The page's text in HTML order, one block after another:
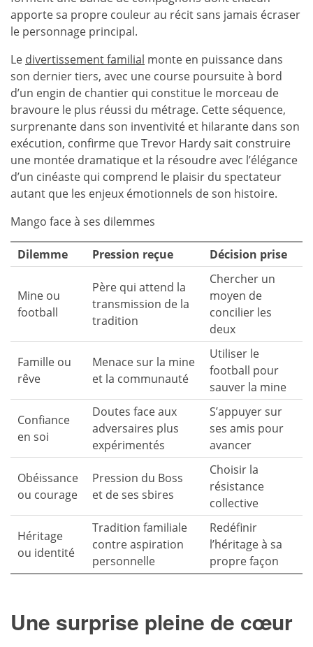
apporte sa propre couleur au récit sans jamais écraser
le personnage principal.
Le divertissement familial monte en puissance dans
son dernier tiers, avec une course poursuite à bord
d’un engin de chantier qui constitue le morceau de
bravoure le plus réussi du métrage. Cette séquence,
surprenante dans son inventivité et hilarante dans son
exécution, confirme que Trevor Hardy sait construire
une montée dramatique et la résoudre avec l’élégance
d’un cinéaste qui comprend le plaisir du spectateur
autant que les enjeux émotionnels de son histoire.
Mango face à ses dilemmes
Dilemme Pression reçue Décision prise
Mine ou
football
Père qui attend la
transmission de la
tradition
Chercher un
moyen de
concilier les
deux
Famille ou
rêve
Menace sur la mine
et la communauté
Utiliser le
football pour
sauver la mine
Confiance
en soi
Doutes face aux
adversaires plus
expérimentés
S’appuyer sur
ses amis pour
avancer
Obéissance
ou courage
Pression du Boss
et de ses sbires
Choisir la
résistance
collective
Héritage
ou identité
Tradition familiale
contre aspiration
personnelle
Redéfinir
l’héritage à sa
propre façon
Une surprise pleine de cœur